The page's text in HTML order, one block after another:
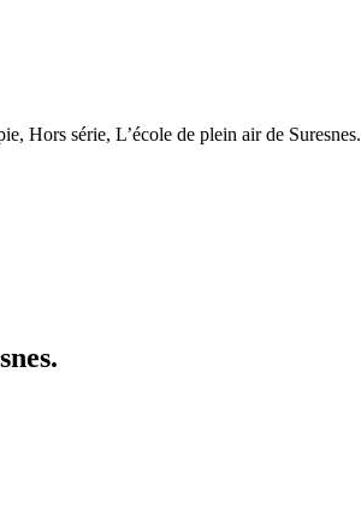
Hors série, L’école de plein air de Suresnes.